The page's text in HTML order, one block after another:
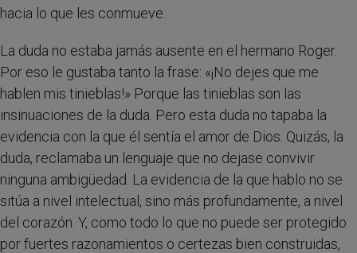
hacia lo que les conmueve.
La duda no estaba jamás ausente en el hermano Roger.
Por eso le gustaba tanto la frase: «¡No dejes que me
hablen mis tinieblas!» Porque las tinieblas son las
insinuaciones de la duda. Pero esta duda no tapaba la
evidencia con la que él sentía el amor de Dios. Quizás, la
duda, reclamaba un lenguaje que no dejase convivir
ninguna ambigüedad. La evidencia de la que hablo no se
sitúa a nivel intelectual, sino más profundamente, a nivel
del corazón. Y, como todo lo que no puede ser protegido
por fuertes razonamientos o certezas bien construidas,